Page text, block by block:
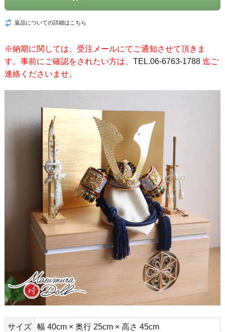
返品についての詳細はこちら
※納期に関しては、受注メールにてご通知させて頂きま
す。事前にご確認をされたい方は、 TEL.06-6763-1788迄ご
連絡くださいませ。
サイズ 幅 40cm × 奥行 25cm × 高さ 45cm